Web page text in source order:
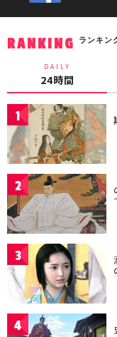
RANKING ランキン
DAILY
24時間
1
2
3
4